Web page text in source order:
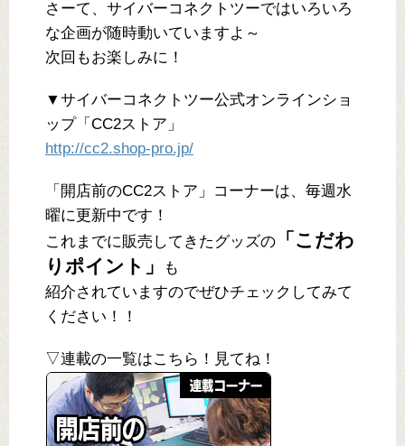
さーて、サイバーコネクトツーではいろいろ
な企画が随時動いていますよ～
次回もお楽しみに！
▼サイバーコネクトツー公式オンラインショ
ップ「CC2ストア」
http://cc2.shop-pro.jp/
「開店前のCC2ストア」コーナーは、毎週水
曜に更新中です！
これまでに販売してきたグッズの
「こだわ
りポイント」
も
紹介されていますのでぜひチェックしてみて
ください！！
▽連載の一覧はこちら！見てね！